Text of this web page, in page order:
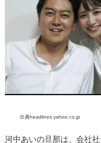
出典headlines.yahoo.co.jp
河中あいの旦那は、会社社